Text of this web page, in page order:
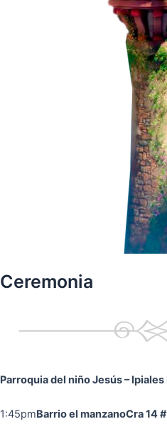
Ceremonia
Parroquia del niño Jesús–
1:45pmBarrio el manzanoCra 14